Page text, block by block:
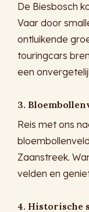
De Biesbosch
Vaar door
ontluikende
touringcars
een
3.
Reis met ons
Zaanstreek.
velden en
4. Historische